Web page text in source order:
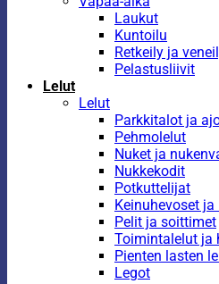
Laukut
Kuntoilu
Retkeily ja
Pelastusliivit
Lelut
Lelut
Parkkitalot ja
Pehmolelut
Nuket ja
Nukkekodit
Potkuttelijat
Keinuhevoset
Pelit ja soittimet
Toimintalelut ja
Pienten lasten
Legot